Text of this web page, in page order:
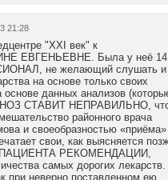
21:28
"XXI век" к
ЕВГЕНЬЕВНЕ. Была у неё
не желающий слушать и
на основе только своих
данных анализов
СТАВИТ НЕПРАВИЛЬНО,
районного врача
и своеобразностью
свои, как выясняется
РЕКОМЕНДАЦИИ,
самых дорогих лекарств.
при неверно поставленном ею